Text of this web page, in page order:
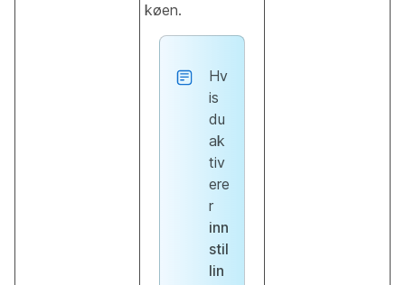
køen.
Hv
is
du
ak
tiv
ere
r
inn
stil
lin